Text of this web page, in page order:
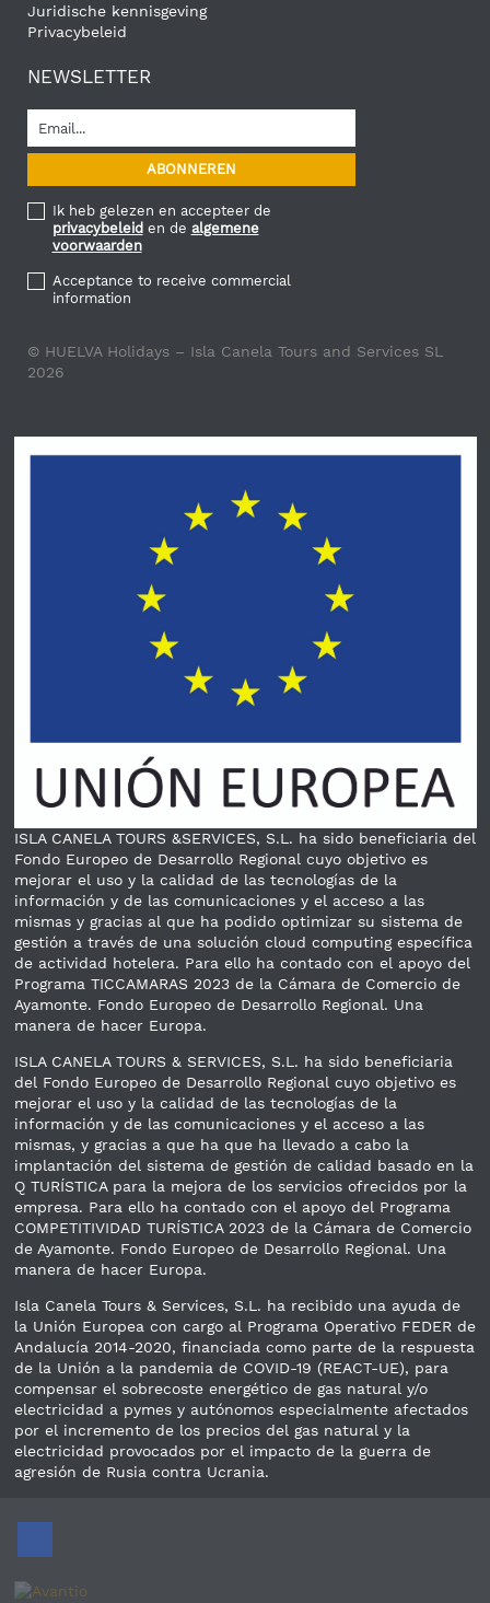
Juridische kennisgeving
Privacybeleid
NEWSLETTER
Ik heb gelezen en accepteer de
privacybeleid en de algemene
voorwaarden
Acceptance to receive commercial
information
© HUELVA Holidays – Isla Canela Tours and Services SL
2026
ISLA CANELA TOURS &SERVICES, S.L. ha sido beneficiaria del
Fondo Europeo de Desarrollo Regional cuyo objetivo es
mejorar el uso y la calidad de las tecnologías de la
información y de las comunicaciones y el acceso a las
mismas y gracias al que ha podido optimizar su sistema de
gestión a través de una solución cloud computing específica
de actividad hotelera. Para ello ha contado con el apoyo del
Programa TICCAMARAS 2023 de la Cámara de Comercio de
Ayamonte. Fondo Europeo de Desarrollo Regional. Una
manera de hacer Europa.
ISLA CANELA TOURS & SERVICES, S.L. ha sido beneficiaria
del Fondo Europeo de Desarrollo Regional cuyo objetivo es
mejorar el uso y la calidad de las tecnologías de la
información y de las comunicaciones y el acceso a las
mismas, y gracias a que ha que ha llevado a cabo la
implantación del sistema de gestión de calidad basado en la
Q TURÍSTICA para la mejora de los servicios ofrecidos por la
empresa. Para ello ha contado con el apoyo del Programa
COMPETITIVIDAD TURÍSTICA 2023 de la Cámara de Comercio
de Ayamonte. Fondo Europeo de Desarrollo Regional. Una
manera de hacer Europa.
Isla Canela Tours & Services, S.L. ha recibido una ayuda de
la Unión Europea con cargo al Programa Operativo FEDER de
Andalucía 2014-2020, financiada como parte de la respuesta
de la Unión a la pandemia de COVID-19 (REACT-UE), para
compensar el sobrecoste energético de gas natural y/o
electricidad a pymes y autónomos especialmente afectados
por el incremento de los precios del gas natural y la
electricidad provocados por el impacto de la guerra de
agresión de Rusia contra Ucrania.